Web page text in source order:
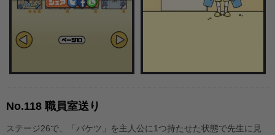
No.118 職員室送り
ステージ26で、「バケツ」を主人公に1つ持たせた状態で先生に見